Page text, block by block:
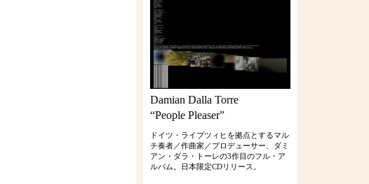
Damian Dalla Torre
“People Pleaser”
ドイツ・ライプツィヒを拠点とするマル
チ奏者／作曲家／プロデューサー、ダミ
アン・ダラ・トーレの3作目のフル・ア
ルバム。日本限定CDリリース。